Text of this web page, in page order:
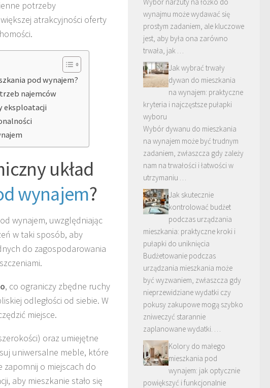
potrzeby
atrakcyjności oferty
pod wynajem?
najemców
eksploatacji
układ
wynajem?
wynajem, uwzględniając
w taki sposób, aby
do zagospodarowania
, co ograniczy zbędne ruchy
odległości od siebie. W
miejsce.
oraz umiejętne
uniwersalne meble, które
zapomnij o miejscach do
aby mieszkanie stało się
wynajmu może wydawać się
prostym zadaniem, ale kluczowe
jest, aby była ona zarówno
trwała, jak …
Jak wybrać trwały
dywan do mieszkania
na wynajem: praktyczne
kryteria i najczęstsze pułapki
wyboru
Wybór dywanu do mieszkania
na wynajem może być trudnym
zadaniem, zwłaszcza gdy zależy
nam na trwałości i łatwości w
utrzymaniu …
Jak skutecznie
kontrolować budżet
podczas urządzania
mieszkania: praktyczne kroki i
pułapki do uniknięcia
Budżetowanie podczas
urządzania mieszkania może
być wyzwaniem, zwłaszcza gdy
nieprzewidziane wydatki czy
pokusy zakupowe mogą szybko
zniweczyć starannie
zaplanowane wydatki. …
Kolory do małego
mieszkania pod
wynajem: jak optycznie
powiększyć i funkcjonalnie